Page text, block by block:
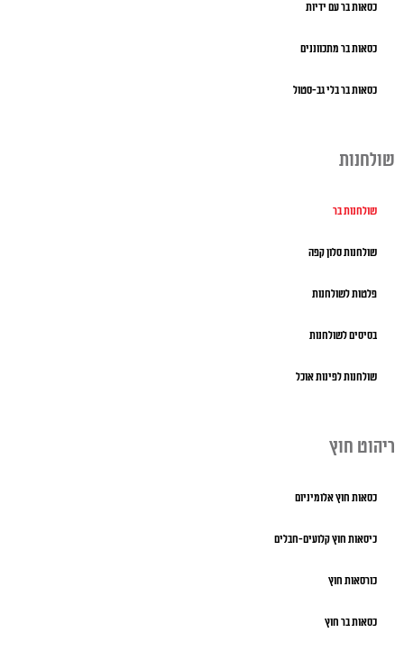
כסאות בר עם ידיות
כסאות בר מתכווננים
כסאות בר בלי גב-סטול
שולחנות
שולחנות בר
שולחנות סלון קפה
פלטות לשולחנות
בסיסים לשולחנות
שולחנות לפינות אוכל
ריהוט חוץ
כסאות חוץ אלומיניום
כיסאות חוץ קלועים-חבלים
כורסאות חוץ
כסאות בר חוץ